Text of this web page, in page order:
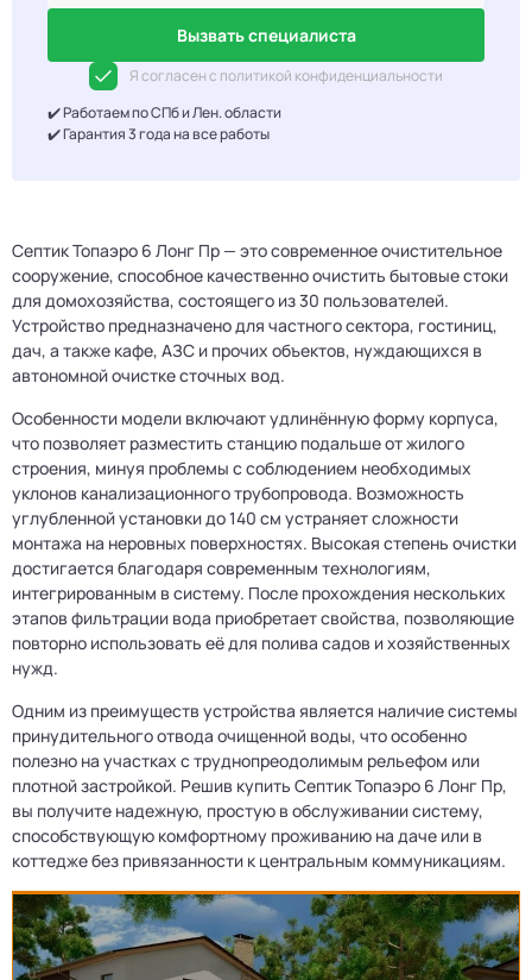
Вызвать специалиста
Я согласен с политикой конфиденциальности
✔️ Работаем по СПб и Лен. области
✔️ Гарантия 3 года на все работы
Септик Топаэро 6 Лонг Пр — это современное очистительное
сооружение, способное качественно очистить бытовые стоки
для домохозяйства, состоящего из 30 пользователей.
Устройство предназначено для частного сектора, гостиниц,
дач, а также кафе, АЗС и прочих объектов, нуждающихся в
автономной очистке сточных вод.
Особенности модели включают удлинённую форму корпуса,
что позволяет разместить станцию подальше от жилого
строения, минуя проблемы с соблюдением необходимых
уклонов канализационного трубопровода. Возможность
углубленной установки до 140 см устраняет сложности
монтажа на неровных поверхностях. Высокая степень очистки
достигается благодаря современным технологиям,
интегрированным в систему. После прохождения нескольких
этапов фильтрации вода приобретает свойства, позволяющие
повторно использовать её для полива садов и хозяйственных
нужд.
Одним из преимуществ устройства является наличие системы
принудительного отвода очищенной воды, что особенно
полезно на участках с труднопреодолимым рельефом или
плотной застройкой. Решив купить Септик Топаэро 6 Лонг Пр,
вы получите надежную, простую в обслуживании систему,
способствующую комфортному проживанию на даче или в
коттедже без привязанности к центральным коммуникациям.